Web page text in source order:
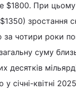
$1800. При
зростання
за чотири роки
суму
січні-квітні